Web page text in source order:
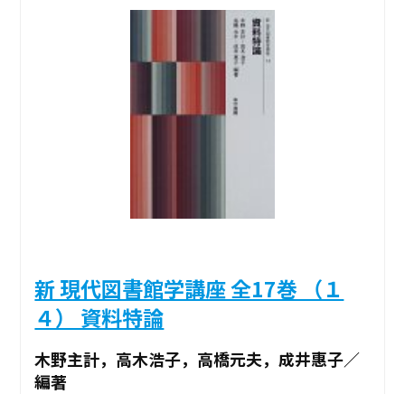
新 現代図書館学講座 全17巻 （１
４） 資料特論
木野主計，高木浩子，高橋元夫，成井惠子／
編著